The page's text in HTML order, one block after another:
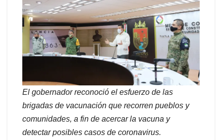
El gobernador reconoció el esfuerzo de las
brigadas de vacunación que recorren pueblos y
comunidades, a fin de acercar la vacuna y
detectar posibles casos de coronavirus.